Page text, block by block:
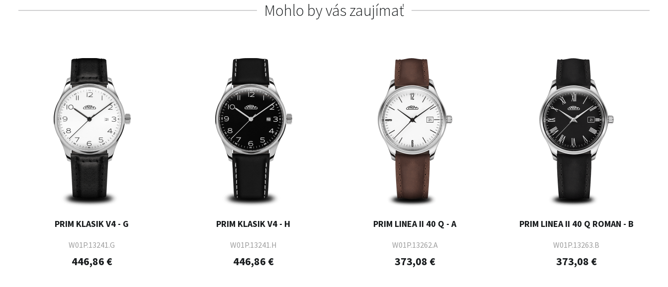
Mohlo by vás zaujímať
PRIM KLASIK V4 - G
W01P.13241.G
446,86 €
PRIM KLASIK V4 - H
W01P.13241.H
446,86 €
PRIM LINEA II 40 Q - A
W01P.13262.A
373,08 €
PRIM LINEA II 40 Q ROMAN - B
W01P.13263.B
373,08 €